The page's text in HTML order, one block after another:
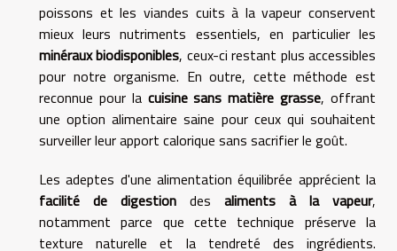
poissons et les viandes cuits à la vapeur conservent
mieux leurs nutriments essentiels, en particulier les
minéraux biodisponibles, ceux-ci restant plus accessibles
pour notre organisme. En outre, cette méthode est
reconnue pour la cuisine sans matière grasse, offrant
une option alimentaire saine pour ceux qui souhaitent
surveiller leur apport calorique sans sacrifier le goût.
Les adeptes d'une alimentation équilibrée apprécient la
facilité de digestion des aliments à la vapeur,
notamment parce que cette technique préserve la
texture naturelle et la tendreté des ingrédients.